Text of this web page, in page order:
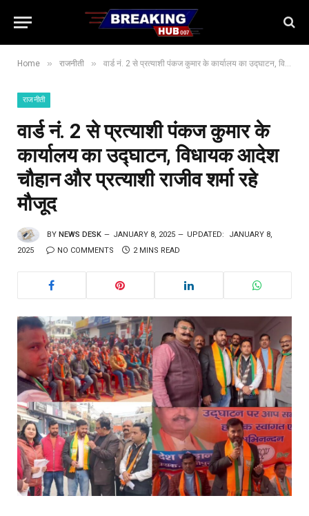
Home » राजनीती » वार्ड नं. 2 से प्रत्याशी पंकज कुमार के कार्यालय का उद्घाटन, विधायक आदेश चौहान और प्रत्याशी राजीव शर्मा रहे मौजूद
राजनीती
वार्ड नं. 2 से प्रत्याशी पंकज कुमार के
कार्यालय का उद्घाटन, विधायक आदेश
चौहान और प्रत्याशी राजीव शर्मा रहे
मौजूद
BY NEWS DESK JANUARY 8, 2025 UPDATED:
JANUARY 8,
2025
NO COMMENTS 2 MINS READ